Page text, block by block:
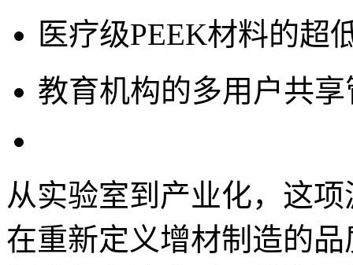
医疗级PEEK材料的超
教育机构的多用户共
从实验室到产业化，这
在重新定义增材制造的